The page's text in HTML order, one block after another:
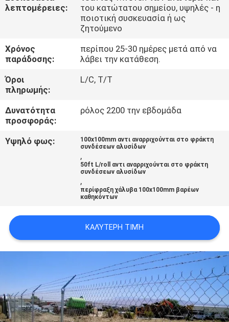
ΕΠΑΦΉ
ΖΗΤΉΣΤΕ
ΈΝΑ
ΑΠΌΣΠΑΣΜΑ
ΕΙΔΉΣΕΙΣ
λεπτομέρειες:
του κατώτατου σημείου, υψηλές - η
ποιοτική συσκευασία ή ως
ζητούμενο
Χρόνος
παράδοσης:
περίπου 25-30 ημέρες μετά από να
λάβει την κατάθεση.
Όροι
πληρωμής:
L/C, T/T
Δυνατότητα
προσφοράς:
ρόλος 2200 την εβδομάδα
Υψηλό φως:
100x100mm αντι αναρριχούνται στο φράκτη
συνδέσεων αλυσίδων
,
50ft L/roll αντι αναρριχούνται στο φράκτη
συνδέσεων αλυσίδων
,
περίφραξη χάλυβα 100x100mm βαρέων
καθηκόντων
ΚΑΛΎΤΕΡΗ ΤΙΜΉ